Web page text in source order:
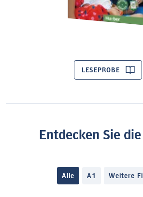
LESEPROBE
Entdecken Sie
Alle A1 Weitere